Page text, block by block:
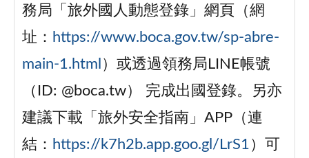
務局「旅外國人動態登錄」網頁（網
址： https://www.boca.gov.tw/sp-abre-
main-1.html ）或透過領務局LINE帳號
（ID: @boca.tw） 完成出國登錄。另亦
建議下載「旅外安全指南」APP（連
結： https://k7h2b.app.goo.gl/LrS1 ）可